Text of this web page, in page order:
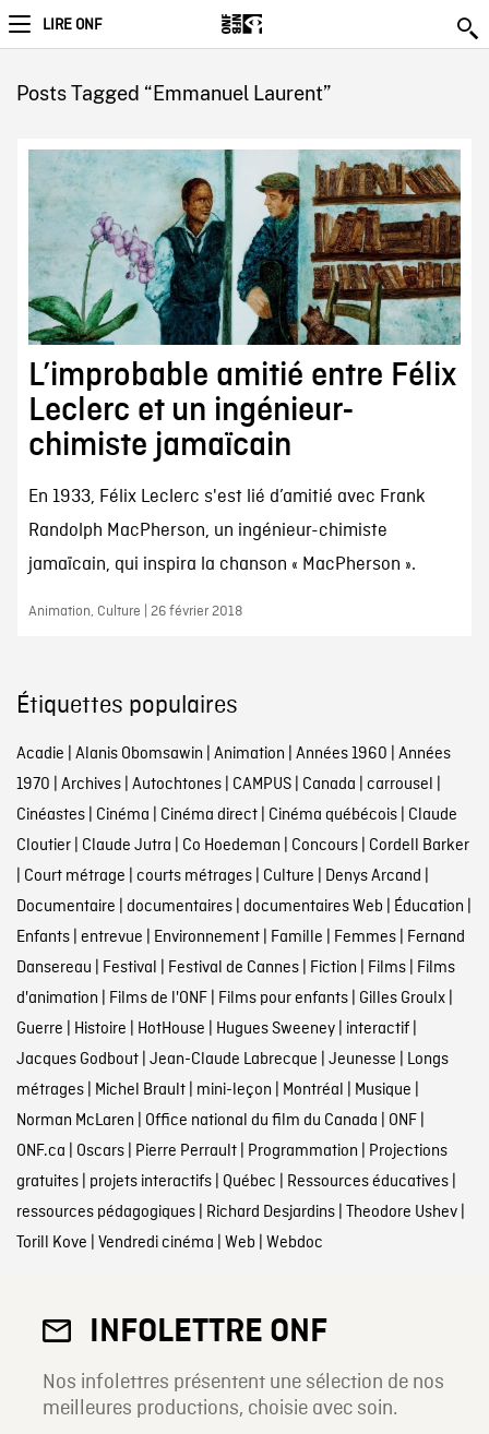
LIRE ONF
Posts Tagged “Emmanuel Laurent”
L’improbable amitié entre Félix
Leclerc et un ingénieur-
chimiste jamaïcain
En 1933, Félix Leclerc s'est lié d’amitié avec Frank
Randolph MacPherson, un ingénieur-chimiste
jamaïcain, qui inspira la chanson « MacPherson ».
Animation, Culture | 26 février 2018
Étiquettes populaires
Acadie | Alanis Obomsawin | Animation | Années 1960 | Années
1970 | Archives| Autochtones| CAMPUS| Canada | carrousel |
Cinéastes| Cinéma | Cinéma direct| Cinéma québécois| Claude
Cloutier| Claude Jutra | Co Hoedeman | Concours| Cordell Barker
| Court métrage | courts métrages| Culture | Denys Arcand |
Documentaire | documentaires| documentaires Web | Éducation |
Enfants| entrevue | Environnement| Famille | Femmes| Fernand
Dansereau | Festival | Festival de Cannes| Fiction | Films| Films
d'animation | Films de l'ONF| Films pour enfants| Gilles Groulx|
Guerre | Histoire | HotHouse | Hugues Sweeney| interactif|
Jacques Godbout| Jean-Claude Labrecque | Jeunesse | Longs
métrages| Michel Brault| mini-leçon | Montréal | Musique |
Norman McLaren | Office national du film du Canada | ONF|
ONF.ca | Oscars| Pierre Perrault| Programmation | Projections
gratuites| projets interactifs| Québec | Ressources éducatives|
ressources pédagogiques| Richard Desjardins| Theodore Ushev|
Torill Kove | Vendredi cinéma | Web | Webdoc
INFOLETTRE ONF
Nos infolettres présentent une sélection de nos
meilleures productions, choisie avec soin.